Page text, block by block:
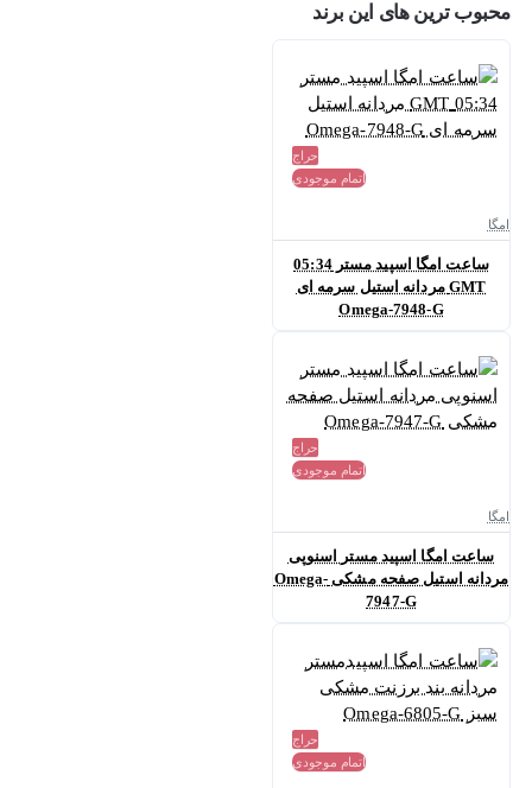
محبوب ترین های این برند
حراج
اتمام موجودی
امگا
ساعت امگا اسپید مستر 05:34
GMT مردانه استیل سرمه ای
Omega-7948-G
حراج
اتمام موجودی
امگا
ساعت امگا اسپید مستر اسنوپی
مردانه استیل صفحه مشکی Omega-
7947-G
حراج
اتمام موجودی